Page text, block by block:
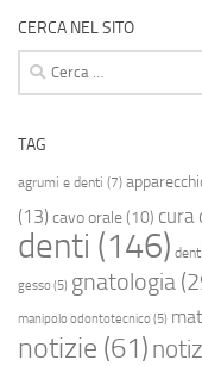
CERCA NEL SITO
Ricerca
per:
TAG
agrumi e denti (7)
(13) cavo orale(10) cura
denti (146)
gesso(5) gnatologia
manipolo odontotecnico(5)
notizie (61)